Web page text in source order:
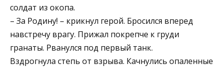
солдат из окопа.
– За Родину! – крикнул герой. Бросился вперед
навстречу врагу. Прижал покрепче к груди
гранаты. Рванулся под первый танк.
Вздрогнула степь от взрыва. Качнулись опаленные